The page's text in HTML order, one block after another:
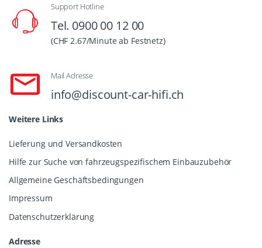
Support Hotline
Tel. 0900 00 12 00
(CHF 2.67/Minute ab Festnetz)
Mail Adresse
info@discount-car-hifi.ch
Weitere Links
Lieferung und Versandkosten
Hilfe zur Suche von fahrzeugspezifischem Einbauzubehör
Allgemeine Geschäftsbedingungen
Impressum
Datenschutzerklärung
Adresse